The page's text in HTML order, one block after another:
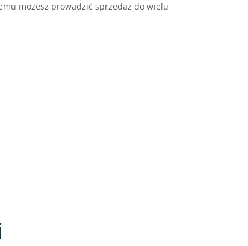
możesz prowadzić sprzedaż do wielu